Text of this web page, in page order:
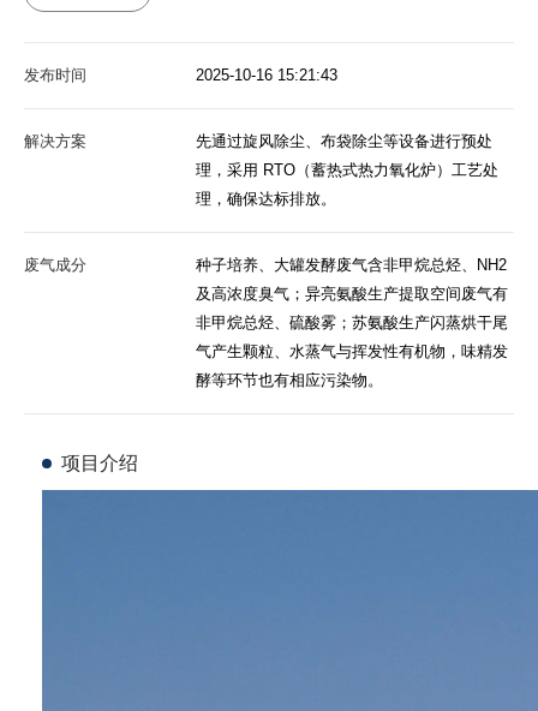
发布时间 2025-10-16 15:21:43
解决方案
先通过旋风除尘、布袋除尘等设备进行预处
理，采用 RTO（蓄热式热力氧化炉）工艺处
理，确保达标排放。
废气成分
种子培养、大罐发酵废气含非甲烷总烃、NH2
及高浓度臭气；异亮氨酸生产提取空间废气有
非甲烷总烃、硫酸雾；苏氨酸生产闪蒸烘干尾
气产生颗粒、水蒸气与挥发性有机物，味精发
酵等环节也有相应污染物。
项目介绍